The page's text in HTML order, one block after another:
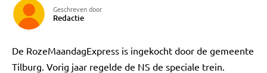
Geschreven door
Redactie
De RozeMaandagExpress is ingekocht door de gemeente
Tilburg. Vorig jaar regelde de NS de speciale trein.